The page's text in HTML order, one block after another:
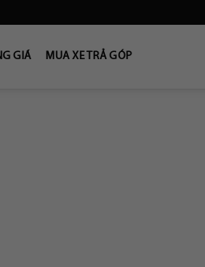
GIÁ MUA XE TRẢ GÓP